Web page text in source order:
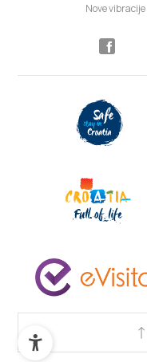
Nove vibracije